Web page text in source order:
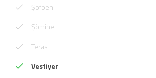
Şofben
Şömine
Teras
Vestiyer